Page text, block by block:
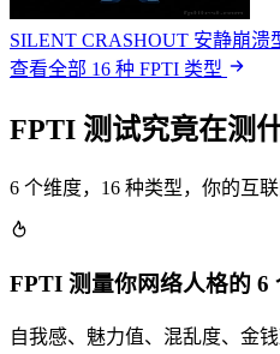
SILENT CRASHOUT 安静崩溃
查看全部 16 种 FPTI 类型
FPTI 测试究竟在测
6 个维度，16 种类型，你的互联
FPTI 测量你网络人格的 6
自我感、魅力值、混乱度、金